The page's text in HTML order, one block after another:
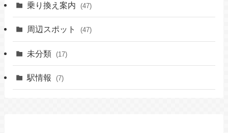
乗り換え案内 (47)
周辺スポット (47)
未分類 (17)
駅情報 (7)